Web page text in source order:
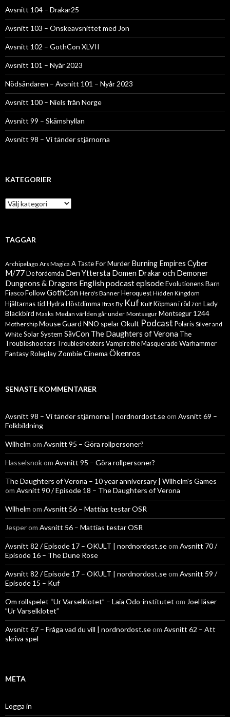
Avsnitt 104 – Drakar25
Avsnitt 103 – Önskeavsnittet med Jon
Avsnitt 102 – GothCon XLVII
Avsnitt 101 – Nyår 2023
Nödsändaren – Avsnitt 101 – Nyår 2023
Avsnitt 100 – Niels från Norge
Avsnitt 99 – Skämshyllan
Avsnitt 98 – Vi tänder stjärnorna
KATEGORIER
Kategorier
TAGGAR
Archipelago Ars Magica A Taste For Murder Burning Empires Cyber
M/77 De fördömda Den Yttersta Domen Drakar och Demoner
Dungeons & Dragons English podcast episodeEvolutionens Barn
Fiasco FollowGothCon Hero's Banner Heroquest Hidden Kingdom
Hjältarnas tid Hydra Höstdimma Itras By Kuf Kulf Köpman i röd zon Lady
Blackbird Masks Medan världen går under Montsegur Montsegur 1244
Mothership Mouse Guard NNO spelarOkult Podcast Polaris Silver and
White Solar System SävCon The Daughters of Verona The
Troubleshooters Troubleshooters Vampire the Masquerade Warhammer
Fantasy Roleplay Zombie Cinema Ökenros
SENASTE KOMMENTARER
Avsnitt 98 – Vi tänder stjärnorna | nordnordost.seom Avsnitt 69 –
Folkbildning
Wilhelm om Avsnitt 95 – Göra rollpersoner?
Hasselsnokom Avsnitt 95 – Göra rollpersoner?
The Daughters of Verona – 10 year anniversary | Wilhelm's Games
om Avsnitt 90 / Episode 18 – The Daughters of Verona
Wilhelm om Avsnitt 56 – Mattias testar OSR
Jesperom Avsnitt 56 – Mattias testar OSR
Avsnitt 82 / Episode 17 – OKULT | nordnordost.seom Avsnitt 70 /
Episode 16 – The Dune Rose
Avsnitt 82 / Episode 17 – OKULT | nordnordost.seom Avsnitt 59 /
Episode 15 – Kuf
Om rollspelet “Ur Varselklotet” – Laia Odo-institutet om Joel läser
”Ur Varselklotet”
Avsnitt 67 – Fråga vad du vill | nordnordost.seom Avsnitt 62 – Att
skriva spel
META
Logga in